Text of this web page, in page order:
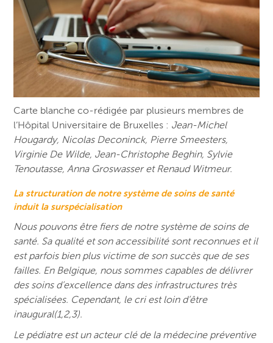
Carte blanche co-rédigée par plusieurs membres de
l’Hôpital Universitaire de Bruxelles : Jean-Michel
Hougardy, Nicolas Deconinck, Pierre Smeesters,
Virginie De Wilde, Jean-Christophe Beghin, Sylvie
Tenoutasse, Anna Groswasser et Renaud Witmeur.
La structuration de notre système de soins de santé
induit la surspécialisation
Nous pouvons être fiers de notre système de soins de
santé. Sa qualité et son accessibilité sont reconnues et il
est parfois bien plus victime de son succès que de ses
failles. En Belgique, nous sommes capables de délivrer
des soins d’excellence dans des infrastructures très
spécialisées. Cependant, le cri est loin d’être
inaugural(1,2,3).
Le pédiatre est un acteur clé de la médecine préventive